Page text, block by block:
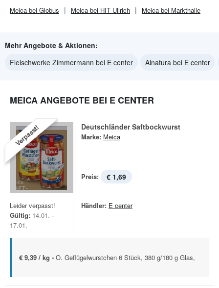
Meica bei Globus
Meica bei HIT Ullrich Meica bei Markthalle
Mehr Angebote & Aktionen:
Fleischwerke Zimmermann bei E center
Alnatura bei E center
MEICA ANGEBOTE BEI E CENTER
Verpasst! Deutschländer Saftbockwurst
Marke: Meica
Preis: € 1,69
Leider verpasst!
Gültig: 14.01. -
17.01.
Händler: E center
€ 9,39 / kg - O. Geflügelwurstchen 6 Stück, 380 g/180 g Glas,